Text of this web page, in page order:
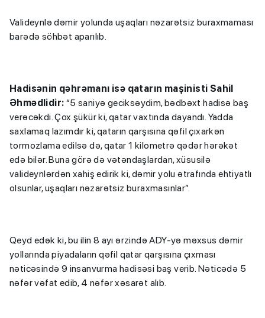
Valideynlə dəmir yolunda uşaqları nəzarətsiz buraxmaması
barədə söhbət aparılıb.
Hadisənin qəhrəmanı isə qatarın maşinisti Sahil
Əhmədlidir: “5 saniyə geciksəydim, bədbəxt hadisə baş
verəcəkdi. Çox şükür ki, qatar vaxtında dayandı. Yadda
saxlamaq lazımdır ki, qatarın qarşısına qəfil çıxarkən
tormozlama edilsə də, qatar 1 kilometrə qədər hərəkət
edə bilər. Buna görə də vətəndaşlardan, xüsusilə
valideynlərdən xahiş edirik ki, dəmir yolu ətrafında ehtiyatlı
olsunlar, uşaqları nəzarətsiz buraxmasınlar”.
Qeyd edək ki, bu ilin 8 ayı ərzində ADY-yə məxsus dəmir
yollarında piyadaların qəfil qatar qarşısına çıxması
nəticəsində 9 insanvurma hadisəsi baş verib. Nəticədə 5
nəfər vəfat edib, 4 nəfər xəsarət alıb.